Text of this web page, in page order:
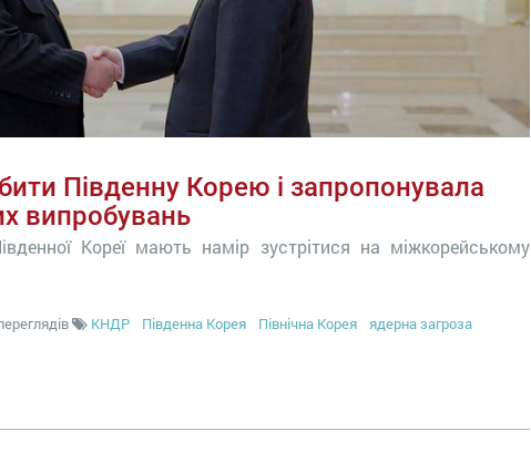
Південну Корею і запропонувала
випробувань
Кореї мають намір зустрітися на міжкорейському
КНДР Південна Корея Північна Корея
ядерна загроза